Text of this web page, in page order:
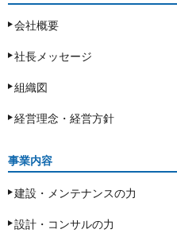
会社概要
社長メッセージ
組織図
経営理念・経営方針
事業内容
建設・メンテナンスの力
設計・コンサルの力